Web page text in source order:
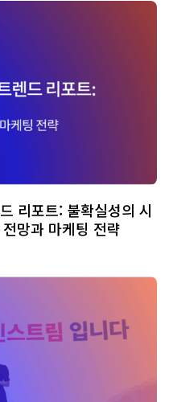
리포트: 불확실성의 시
망과 마케팅 전략